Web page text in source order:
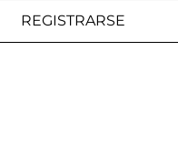
REGISTRARSE